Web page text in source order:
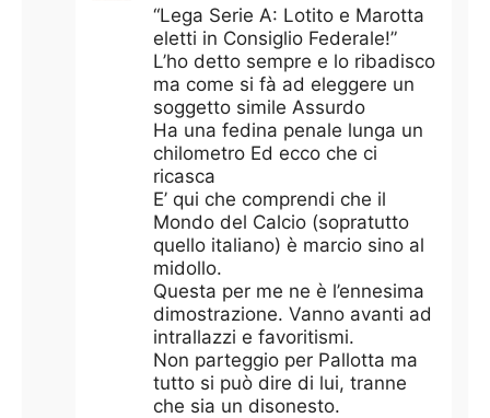
“Lega Serie A: Lotito e Marotta
eletti in Consiglio Federale!”
L’ho detto sempre e lo ribadisco
ma come si fà ad eleggere un
soggetto simile Assurdo
Ha una fedina penale lunga un
chilometro Ed ecco che ci
ricasca
E’ qui che comprendi che il
Mondo del Calcio (sopratutto
quello italiano) è marcio sino al
midollo.
Questa per me ne è l’ennesima
dimostrazione. Vanno avanti ad
intrallazzi e favoritismi.
Non parteggio per Pallotta ma
tutto si può dire di lui, tranne
che sia un disonesto.